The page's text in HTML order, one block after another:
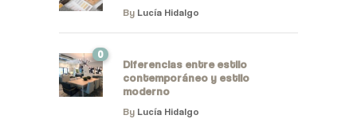
By Lucía Hidalgo
0
Diferencias entre estilo
contemporáneo y estilo
moderno
By Lucía Hidalgo